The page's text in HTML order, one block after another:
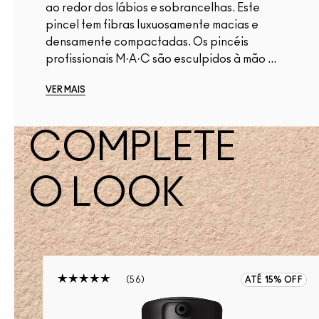
ao redor dos lábios e sobrancelhas. Este
pincel tem fibras luxuosamente macias e
densamente compactadas. Os pincéis
profissionais M·A·C são esculpidos à mão ...
VER MAIS
COMPLETE
O LOOK
56 ATÉ 15% OFF